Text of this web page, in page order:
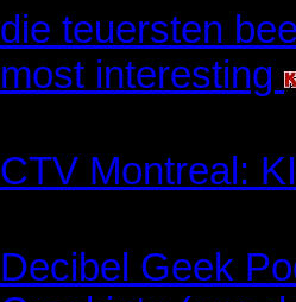
die teuersten
most interesting
CTV Montreal:
Decibel Geek